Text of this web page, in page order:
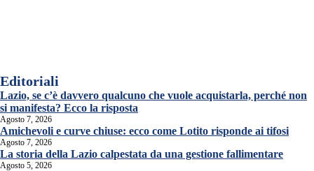
Editoriali
Lazio, se c’è davvero qualcuno che vuole acquistarla, perché non
si manifesta? Ecco la risposta
Agosto 7, 2026
Amichevoli e curve chiuse: ecco come Lotito risponde ai tifosi
Agosto 7, 2026
La storia della Lazio calpestata da una gestione fallimentare
Agosto 5, 2026